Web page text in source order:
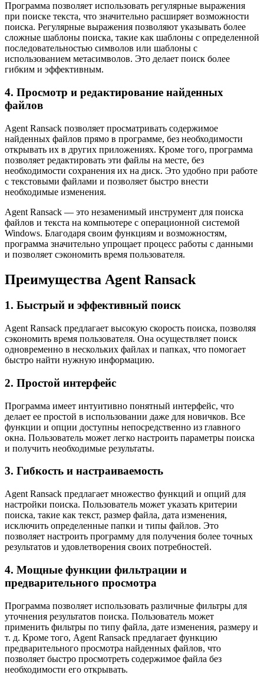
Программа позволяет использовать регулярные выражения
при поиске текста, что значительно расширяет возможности
поиска. Регулярные выражения позволяют указывать более
сложные шаблоны поиска, такие как шаблоны с определенной
последовательностью символов или шаблоны с
использованием метасимволов. Это делает поиск более
гибким и эффективным.
4. Просмотр и редактирование найденных
файлов
Agent Ransack позволяет просматривать содержимое
найденных файлов прямо в программе, без необходимости
открывать их в других приложениях. Кроме того, программа
позволяет редактировать эти файлы на месте, без
необходимости сохранения их на диск. Это удобно при работе
с текстовыми файлами и позволяет быстро внести
необходимые изменения.
Agent Ransack — это незаменимый инструмент для поиска
файлов и текста на компьютере с операционной системой
Windows. Благодаря своим функциям и возможностям,
программа значительно упрощает процесс работы с данными
и позволяет сэкономить время пользователя.
Преимущества Agent Ransack
1. Быстрый и эффективный поиск
Agent Ransack предлагает высокую скорость поиска, позволяя
сэкономить время пользователя. Она осуществляет поиск
одновременно в нескольких файлах и папках, что помогает
быстро найти нужную информацию.
2. Простой интерфейс
Программа имеет интуитивно понятный интерфейс, что
делает ее простой в использовании даже для новичков. Все
функции и опции доступны непосредственно из главного
окна. Пользователь может легко настроить параметры поиска
и получить необходимые результаты.
3. Гибкость и настраиваемость
Agent Ransack предлагает множество функций и опций для
настройки поиска. Пользователь может указать критерии
поиска, такие как текст, размер файла, дата изменения,
исключить определенные папки и типы файлов. Это
позволяет настроить программу для получения более точных
результатов и удовлетворения своих потребностей.
4. Мощные функции фильтрации и
предварительного просмотра
Программа позволяет использовать различные фильтры для
уточнения результатов поиска. Пользователь может
применить фильтры по типу файла, дате изменения, размеру и
т. д. Кроме того, Agent Ransack предлагает функцию
предварительного просмотра найденных файлов, что
позволяет быстро просмотреть содержимое файла без
необходимости его открывать.